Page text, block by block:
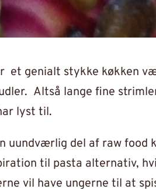
et genialt stykke køkken
Altså lange fine
lyst til.
uundværlig del af raw food
til pasta alternativ,
vil have ungerne til at